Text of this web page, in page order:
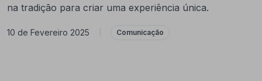
na tradição para criar uma experiência única.
10 de Fevereiro 2025 Comunicação